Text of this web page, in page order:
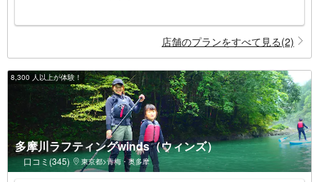
店舗のプランをすべて見る(2)
8,300 人以上が体験！
多摩川ラフティングwinds（ウィンズ）
口コミ(345) 東京都>青梅・奥多摩